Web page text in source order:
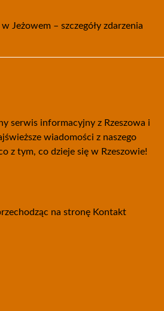
Jeżowem – szczegóły zdarzenia
serwis informacyjny z Rzeszowa i
wiadomości z naszego
z tym, co dzieje się w Rzeszowie!
na stronę Kontakt